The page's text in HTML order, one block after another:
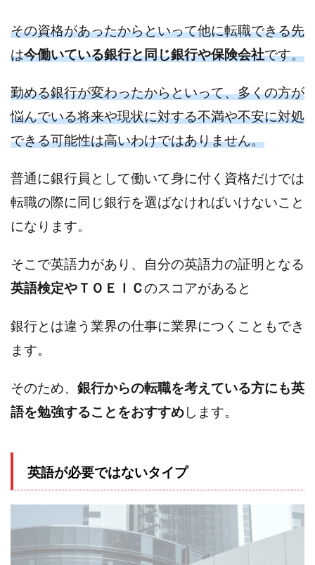
その資格があったからといって他に転職できる先
は今働いている銀行と同じ銀行や保険会社です。
勤める銀行が変わったからといって、多くの方が
悩んでいる将来や現状に対する不満や不安に対処
できる可能性は高いわけではありません。
普通に銀行員として働いて身に付く資格だけでは
転職の際に同じ銀行を選ばなければいけないこと
になります。
そこで英語力があり、自分の英語力の証明となる
英語検定やＴＯＥＩＣのスコアがあると
銀行とは違う業界の仕事に業界につくこともでき
ます。
そのため、 銀行からの転職を考えている方にも英
語を勉強することをおすすめします。
英語が必要ではないタイプ